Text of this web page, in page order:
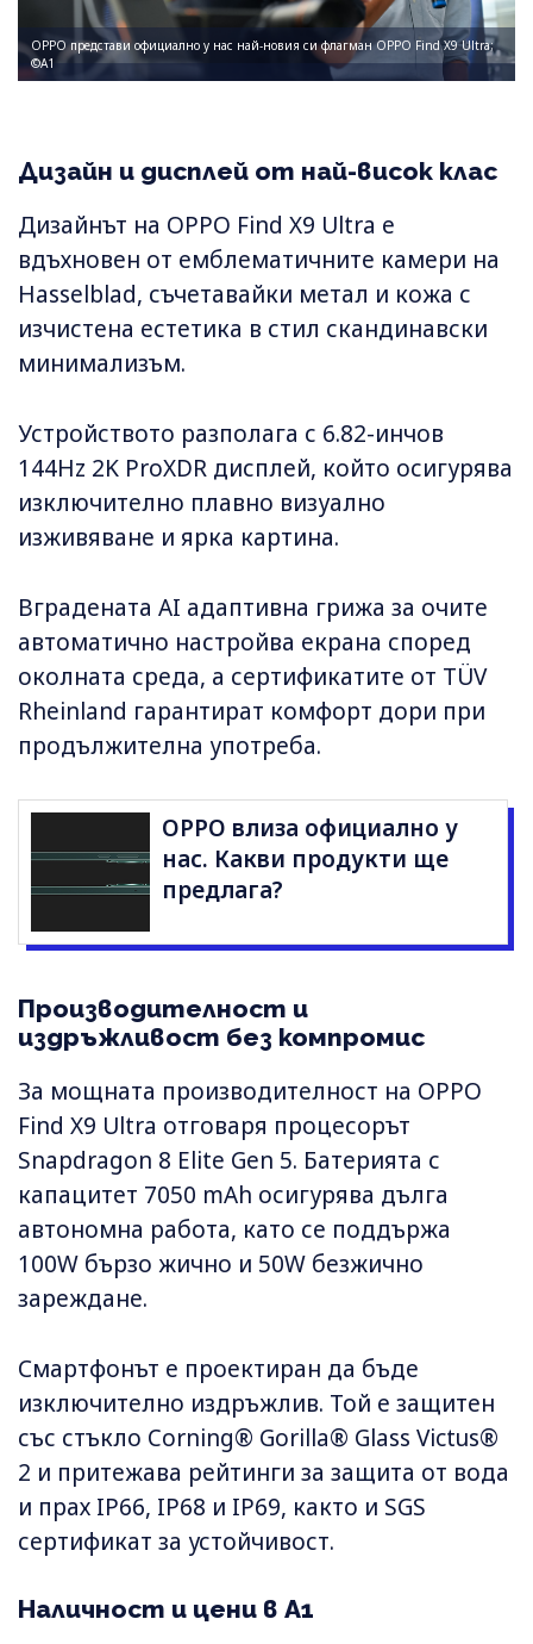
OPPO представи официално у нас най-новия си флагман OPPO Find X9 Ultra;
©А1
Дизайн и дисплей от най-висок клас
Дизайнът на OPPO Find X9 Ultra е
вдъхновен от емблематичните камери на
Hasselblad, съчетавайки метал и кожа с
изчистена естетика в стил скандинавски
минимализъм.
Устройството разполага с 6.82-инчов
144Hz 2K ProXDR дисплей, който осигурява
изключително плавно визуално
изживяване и ярка картина.
Вградената AI адаптивна грижа за очите
автоматично настройва екрана според
околната среда, а сертификатите от TÜV
Rheinland гарантират комфорт дори при
продължителна употреба.
OPPO влиза официално у
нас. Какви продукти ще
предлага?
Производителност и
издръжливост без компромис
За мощната производителност на OPPO
Find X9 Ultra отговаря процесорът
Snapdragon 8 Elite Gen 5. Батерията с
капацитет 7050 mAh осигурява дълга
автономна работа, като се поддържа
100W бързо жично и 50W безжично
зареждане.
Смартфонът е проектиран да бъде
изключително издръжлив. Той е защитен
със стъкло Corning® Gorilla® Glass Victus®
2 и притежава рейтинги за защита от вода
и прах IP66, IP68 и IP69, както и SGS
сертификат за устойчивост.
Наличност и цени в A1